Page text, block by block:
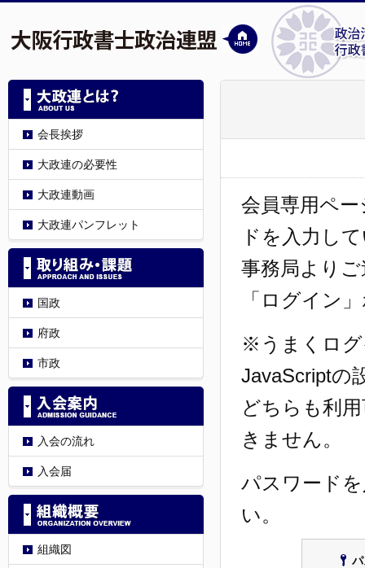
会長挨拶
大政連の必要性
大政連動画
大政連パンフレット
国政
府政
市政
入会の流れ
入会届
組織図
会員専用ペ
ドを入力し
事務局より
「ログイン
※うまくログ
JavaScriptの
どちらも利
きません。
パスワード
い。